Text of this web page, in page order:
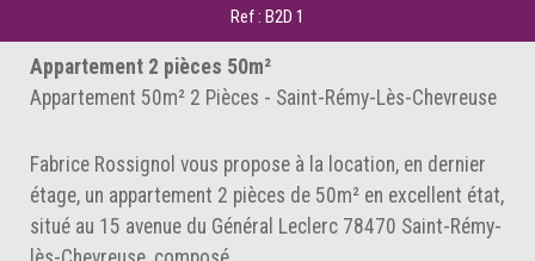
Ref : B2D 1
Appartement 2 pièces 50m²
Appartement 50m² 2 Pièces - Saint-Rémy-Lès-Chevreuse
Fabrice Rossignol vous propose à la location, en dernier
étage, un appartement 2 pièces de 50m² en excellent état,
situé au 15 avenue du Général Leclerc 78470 Saint-Rémy-